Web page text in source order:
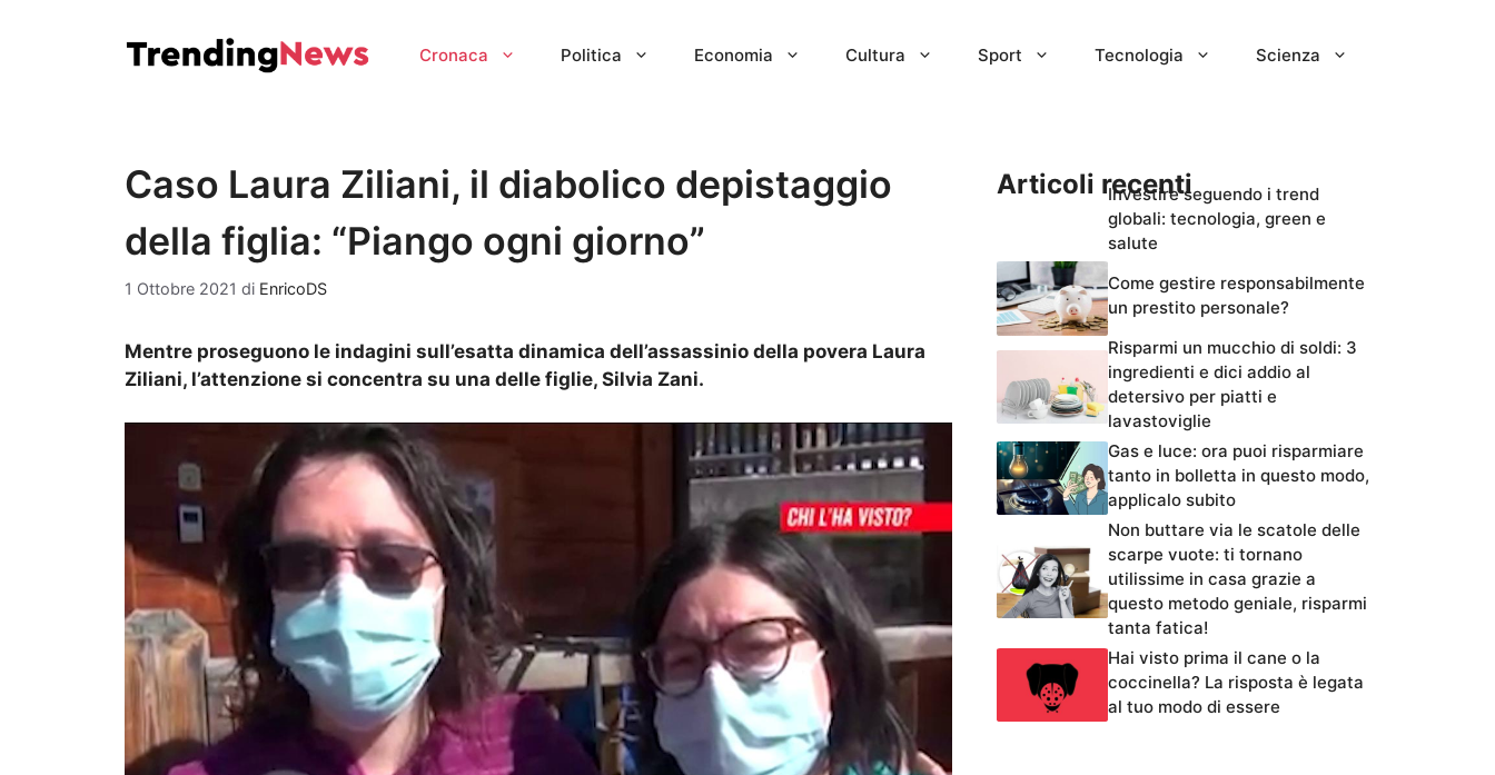
Cronaca Politica Economia Cultura Sport Tecnologia Scienza
Caso Laura Ziliani, il diabolico depistaggio
della figlia: “Piango ogni giorno”
1 Ottobre 2021 di EnricoDS
Mentre proseguono le indagini sull’esatta dinamica dell’assassinio della povera Laura
Ziliani, l’attenzione si concentra su una delle figlie, Silvia Zani.
Articoli recentiInvestire seguendo i trend
globali: tecnologia, green e
salute
Come gestire responsabilmente
un prestito personale?
Risparmi un mucchio di soldi: 3
ingredienti e dici addio al
detersivo per piatti e
lavastoviglie
Gas e luce: ora puoi risparmiare
tanto in bolletta in questo modo,
applicalo subito
Non buttare via le scatole delle
scarpe vuote: ti tornano
utilissime in casa grazie a
questo metodo geniale, risparmi
tanta fatica!
Hai visto prima il cane o la
coccinella? La risposta è legata
al tuo modo di essere